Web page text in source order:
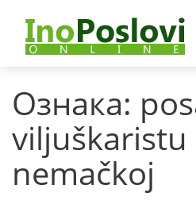
Ознака:
viljuškaristu
nemačkoj